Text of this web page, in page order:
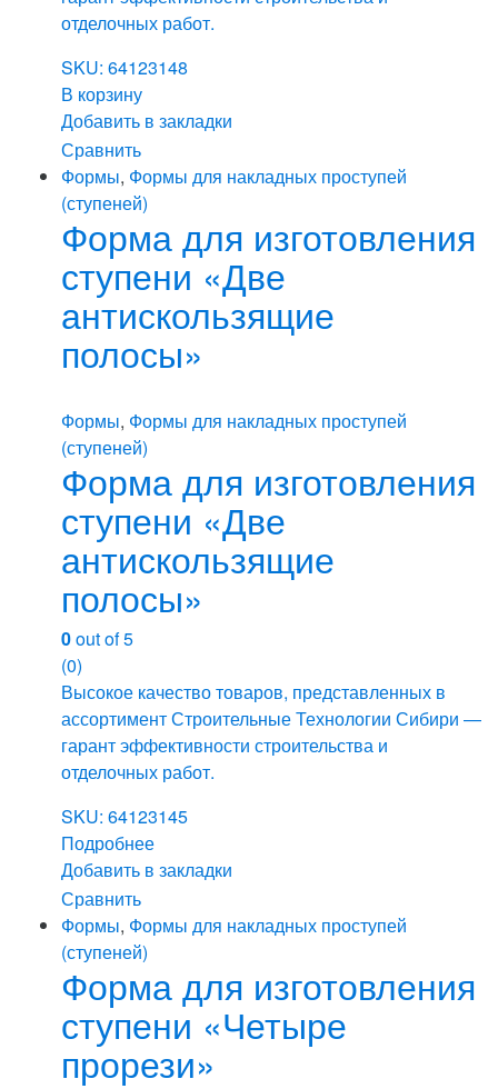
отделочных работ.
SKU: 64123148
В корзину
Добавить в закладки
Сравнить
Формы, Формы для накладных проступей
(ступеней)
Форма для изготовления
ступени «Две
антискользящие
полосы»
Формы, Формы для накладных проступей
(ступеней)
Форма для изготовления
ступени «Две
антискользящие
полосы»
0out of 5
(0)
Высокое качество товаров, представленных в
ассортимент Строительные Технологии Сибири —
гарант эффективности строительства и
отделочных работ.
SKU: 64123145
Подробнее
Добавить в закладки
Сравнить
Формы, Формы для накладных проступей
(ступеней)
Форма для изготовления
ступени «Четыре
прорези»